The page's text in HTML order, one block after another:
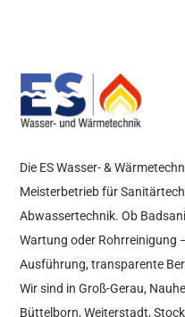
Die ES Wasser- &
Meisterbetrieb für
Abwassertechnik. Ob
Wartung oder Rohrreinigung
Ausführung, transparente
Wir sind in Groß-Gerau,
Büttelborn, Weiterstadt,